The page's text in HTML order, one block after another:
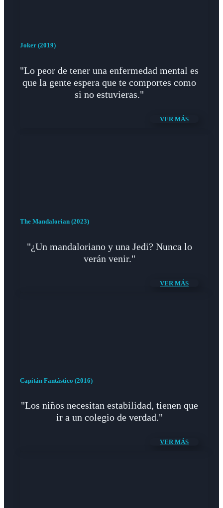
Joker (2019)
"Lo peor de tener una enfermedad mental es
que la gente espera que te comportes como
si no estuvieras."
VER MÁS
The Mandalorian (2023)
"¿Un mandaloriano y una Jedi? Nunca lo
verán venir."
VER MÁS
Capitán Fantástico (2016)
"Los niños necesitan estabilidad, tienen que
ir a un colegio de verdad."
VER MÁS